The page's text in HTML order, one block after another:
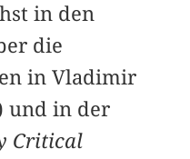
in den
die
in Vladimir
und in der
Critical